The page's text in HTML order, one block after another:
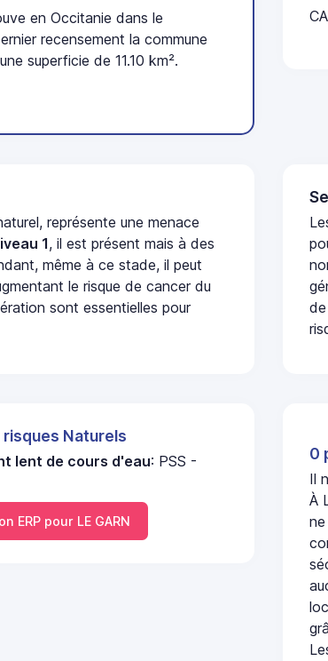
en Occitanie dans le
recensement la commune
superficie de 11.10 km².
représente une menace
1, il est présent mais à des
même à ce stade, il peut
le risque de cancer du
sont essentielles pour
Naturels
lent de cours d'eau: PSS -
ERP pour LE GARN
0
Il
À